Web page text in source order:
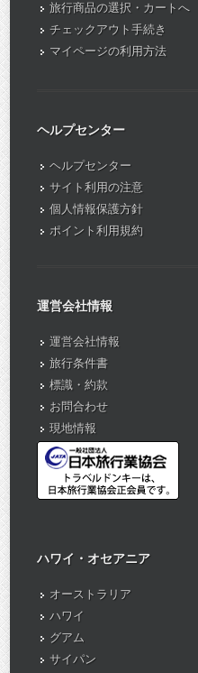
旅行商品の選択・カートへ
チェックアウト手続き
マイページの利用方法
ヘルプセンター
ヘルプセンター
サイト利用の注意
個人情報保護方針
ポイント利用規約
運営会社情報
運営会社情報
旅行条件書
標識・約款
お問合わせ
現地情報
ハワイ・オセアニア
オーストラリア
ハワイ
グアム
サイパン